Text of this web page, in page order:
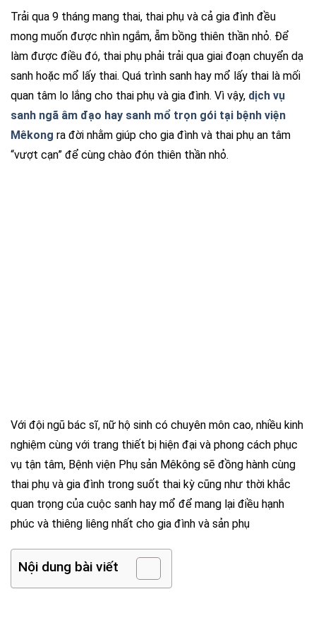
Trải qua 9 tháng mang thai, thai phụ và cả gia đình đều
mong muốn được nhìn ngắm, ẵm bồng thiên thần nhỏ. Để
làm được điều đó, thai phụ phải trải qua giai đoạn chuyển dạ
sanh hoặc mổ lấy thai. Quá trình sanh hay mổ lấy thai là mối
quan tâm lo lắng cho thai phụ và gia đình. Vì vậy, dịch vụ
sanh ngã âm đạo hay sanh mổ trọn gói tại bệnh viện
Mêkong ra đời nhằm giúp cho gia đình và thai phụ an tâm
“vượt cạn” để cùng chào đón thiên thần nhỏ.
Với đội ngũ bác sĩ, nữ hộ sinh có chuyên môn cao, nhiều kinh
nghiệm cùng với trang thiết bị hiện đại và phong cách phục
vụ tận tâm, Bệnh viện Phụ sản Mêkông sẽ đồng hành cùng
thai phụ và gia đình trong suốt thai kỳ cũng như thời khắc
quan trọng của cuộc sanh hay mổ để mang lại điều hạnh
phúc và thiêng liêng nhất cho gia đình và sản phụ
Nội dung bài viết